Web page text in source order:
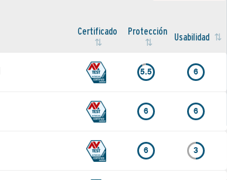
Certi­ficado Protección Usabilidad
5.5 6
6 6
6 3